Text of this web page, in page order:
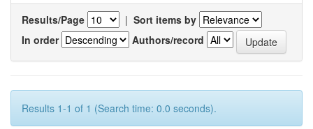
Results/Page | Sort items by
In order
Authors/record
Results 1-1 of 1 (Search time: 0.0 seconds).